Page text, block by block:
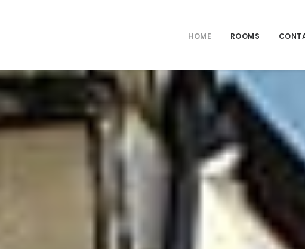
HOME ROOMS